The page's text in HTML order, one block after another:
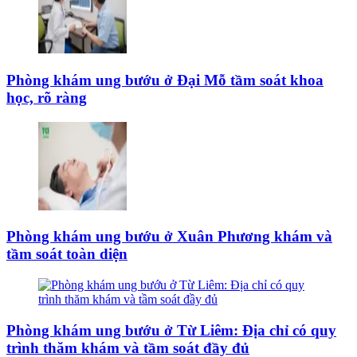
Phòng khám ung bướu ở Đại Mỗ tầm soát khoa
học, rõ ràng
Phòng khám ung bướu ở Xuân Phương khám và
tầm soát toàn diện
Phòng khám ung bướu ở Từ Liêm: Địa chỉ có quy
trình thăm khám và tầm soát đầy đủ